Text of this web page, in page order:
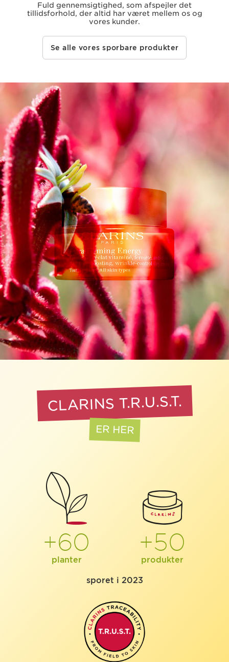
Fuld gennemsigtighed, som afspejler det
tillidsforhold, der altid har været mellem os og
vores kunder.
Se alle vores sporbare produkter
CLARINS T.R.U.S.T.
ER HER
+60
planter
+50
produkter
sporet i 2023